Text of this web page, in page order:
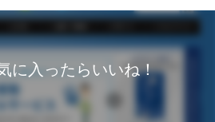
に入ったらいいね！